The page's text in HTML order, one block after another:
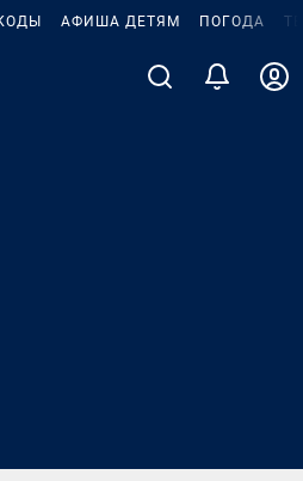
АФИША ДЕТЯМ ПОГОДА